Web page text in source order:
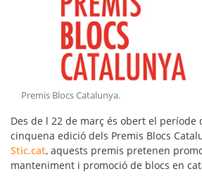
Premis Blocs Catalunya.
Des de l 22 de març és obert el període
cinquena edició dels Premis Blocs
Stic.cat, aquests premis pretenen
manteniment i promoció de blocs en